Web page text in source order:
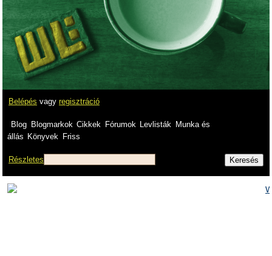
Belépés vagy regisztráció
Blog Blogmarkok Cikkek Fórumok Levlisták
Munka és
állás Könyvek Friss
Részletes